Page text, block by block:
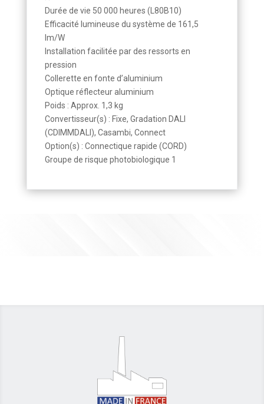
Durée de vie 50 000 heures (L80B10)
Efficacité lumineuse du système de 161,5
lm/W
Installation facilitée par des ressorts en
pression
Collerette en fonte d’aluminium
Optique réflecteur aluminium
Poids : Approx. 1,3 kg
Convertisseur(s) : Fixe, Gradation DALI
(CDIMMDALI), Casambi, Connect
Option(s) : Connectique rapide (CORD)
Groupe de risque photobiologique 1